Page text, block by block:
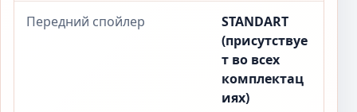
Передний спойлер
STANDART
(присутствуе
т во всех
комплектац
иях)